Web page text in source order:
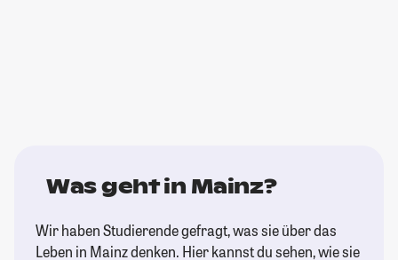
Was geht in Mainz?
Wir haben Studierende gefragt, was sie über das
Leben in Mainz denken. Hier kannst du sehen, wie sie